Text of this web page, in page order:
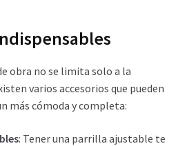
obra no se limita solo a la
varios accesorios que pueden
más cómoda y completa:
: Tener una parrilla ajustable te